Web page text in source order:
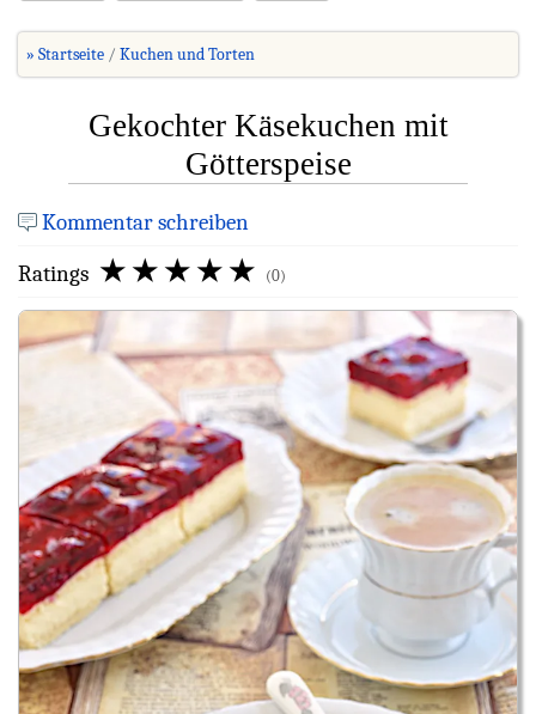
» Startseite Kuchen und Torten
Gekochter Käsekuchen mit
Götterspeise
Kommentar schreiben
Ratings
(0)